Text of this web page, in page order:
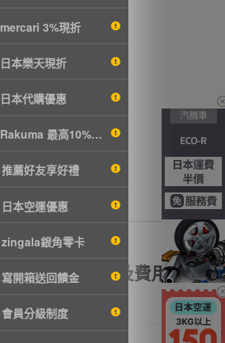
mercari 3%現折
日本樂天現折
日本代購優惠
Rakuma 最高10%現折
推薦好友享好禮
日本空運優惠
zingala銀角零卡
寫開箱送回饋金
會員分級制度
全透明資訊及費用